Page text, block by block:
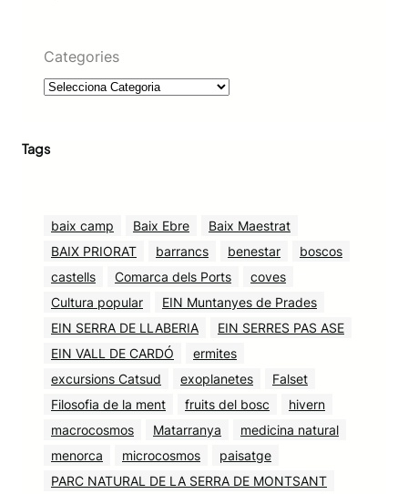
Categories
Tags
baix camp Baix Ebre
Baix Maestrat
BAIX PRIORAT
barrancs benestar
boscos
castells
Comarca dels Ports
coves
Cultura popular
EIN Muntanyes de Prades
EIN SERRA DE LLABERIA
EIN SERRES PAS ASE
EIN VALL DE CARDÓ
ermites
excursions Catsud
exoplanetes
Falset
Filosofia de la ment
fruits del bosc
hivern
macrocosmos
Matarranya
medicina natural
menorca
microcosmos
paisatge
PARC NATURAL DE LA SERRA DE MONTSANT